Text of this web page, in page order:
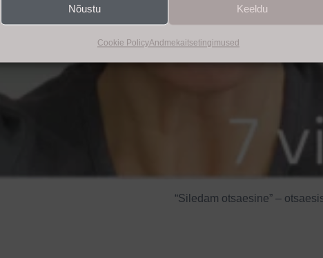
Nõustu Keeldu
Cookie PolicyAndmekaitsetingimused
“Siledam otsaesine” –